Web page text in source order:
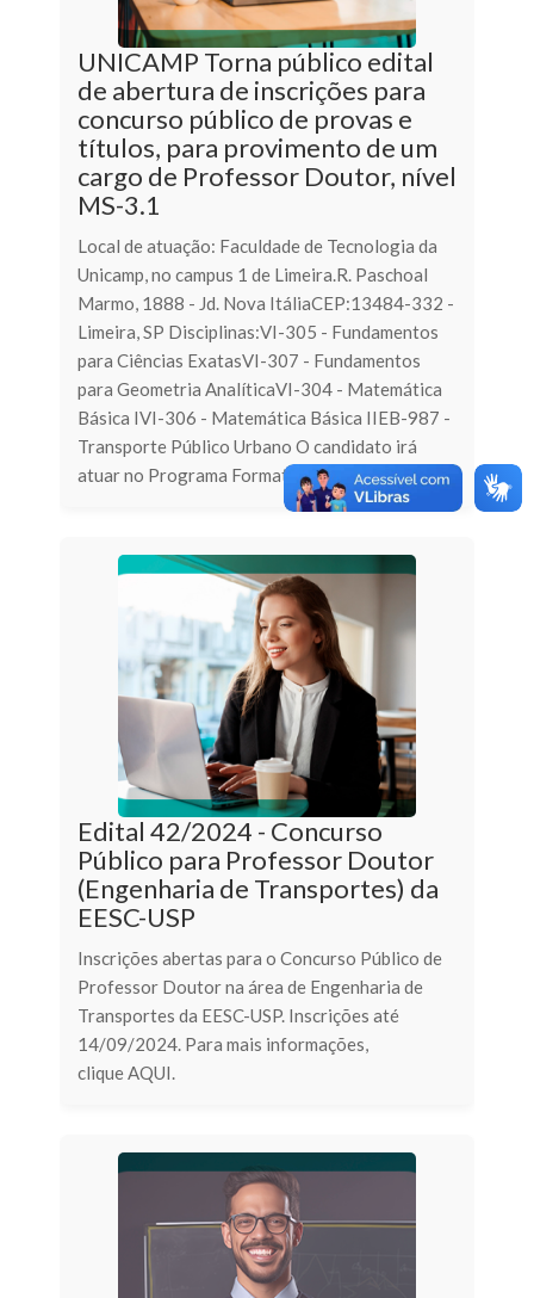
UNICAMP Torna público edital
de abertura de inscrições para
concurso público de provas e
títulos, para provimento de um
cargo de Professor Doutor, nível
MS-3.1
Local de atuação: Faculdade de Tecnologia da
Unicamp, no campus 1 de Limeira.R. Paschoal
Marmo, 1888 - Jd. Nova ItáliaCEP:13484-332 -
Limeira, SP Disciplinas:VI-305 - Fundamentos
para Ciências ExatasVI-307 - Fundamentos
para Geometria AnalíticaVI-304 - Matemática
Básica IVI-306 - Matemática Básica IIEB-987 -
Transporte Público Urbano O candidato irá
atuar no Programa Formativo Intercultural p...
Edital 42/2024 - Concurso
Público para Professor Doutor
(Engenharia de Transportes) da
EESC-USP
Inscrições abertas para o Concurso Público de
Professor Doutor na área de Engenharia de
Transportes da EESC-USP. Inscrições até
14/09/2024. Para mais informações,
clique AQUI.